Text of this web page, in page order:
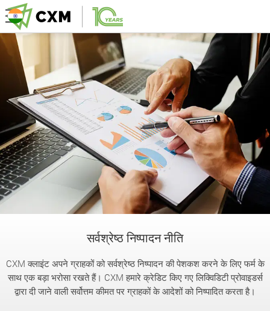
सर्वश्रेष्ठ निष्पादन नीति
CXM क्लाइंट अपने ग्राहकों को सर्वश्रेष्ठ निष्पादन की पेशकश करने के लिए फर्म के
साथ एक बड़ा भरोसा रखते हैं। CXM हमारे क्रेडिट किए गए लिक्विडिटी प्रोवाइडर्स
द्वारा दी जाने वाली सर्वोत्तम कीमत पर ग्राहकों के आदेशों को निष्पादित करता है।